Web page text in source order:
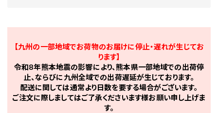
【九州の一部地域でお荷物のお届けに停止・遅れが生じてお
ります】
令和8年熊本地震の影響により、熊本県一部地域での出荷停
止、ならびに九州全域での出荷遅延が生じております。
配送に関しては通常より日数を要する場合がございます。
ご注文に際しましてはご了承くださいます様お願い申し上げま
す。